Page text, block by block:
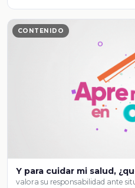
CONTENIDO
Y para cuidar mi salud,
valora su responsabilidad ante